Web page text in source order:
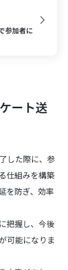
参加者に
ート送
した際に、参
仕組みを構築
を防ぎ、効率
把握し、今後
可能になりま